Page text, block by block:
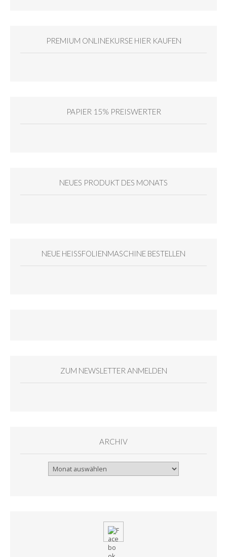
PREMIUM ONLINEKURSE HIER KAUFEN
PAPIER 15% PREISWERTER
NEUES PRODUKT DES MONATS
NEUE HEISSFOLIENMASCHINE BESTELLEN
ZUM NEWSLETTER ANMELDEN
ARCHIV
Archiv